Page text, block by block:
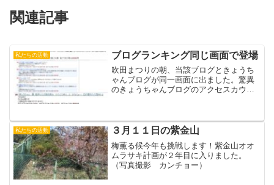
関連記事
私たちの活動 ブログランキング同じ画面で登場
吹田まつりの朝、当該ブログときょうち
ゃんブログが同一画面に出ました。驚異
のきょうちゃんブログのアクセスカウン
私たちの活動 ３月１１日の紫金山
梅薫る候今年も挑戦します！紫金山オオ
ムラサキ計画が２年目に入りました。
（写真撮影 カンチョー）